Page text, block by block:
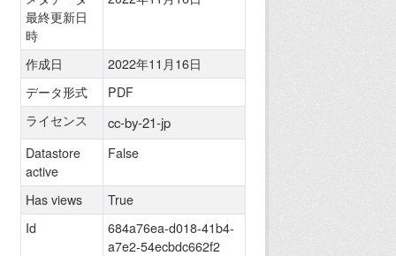
最終更新日
時
作成日
2022年11月16日
データ形式
PDF
ライセンス
cc-by-21-jp
Datastore
active
False
Has views
True
Id
684a76ea-d018-41b4-
a7e2-54ecbdc662f2